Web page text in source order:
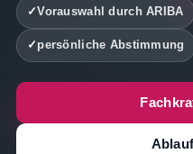
Vorauswahl durch ARIBA
persönliche Abstimmung